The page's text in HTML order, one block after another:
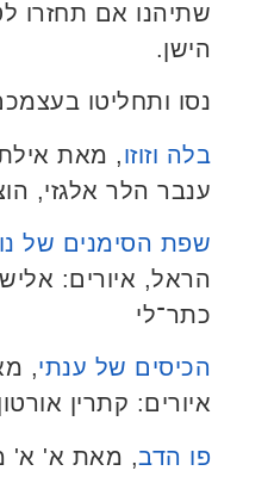
שתיהנו אם תחזרו
הישן.
נסו ותחליטו
בלה וזוזו, מאת אילת
ענבר הלר אלגזי,
שפת הסימנים של
הראל, איורים:
כתר־לי
הכיסים של ענתי,
איורים: קתרין
פו הדב, מאת א' א'